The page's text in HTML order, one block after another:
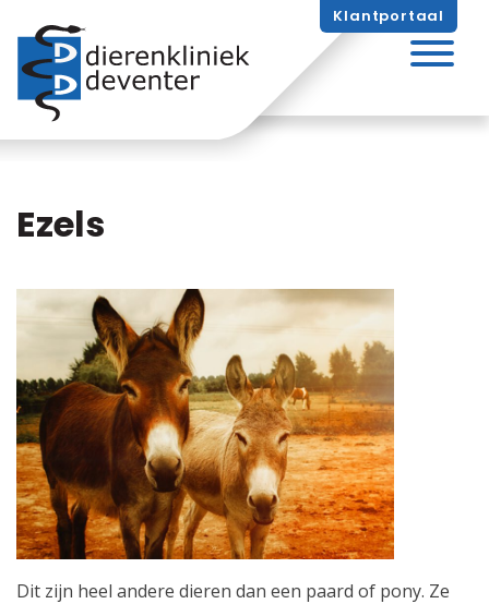
naar
inhoud
Klantportaal
Ezels
Dit zijn heel andere dieren dan een paard of pony. Ze